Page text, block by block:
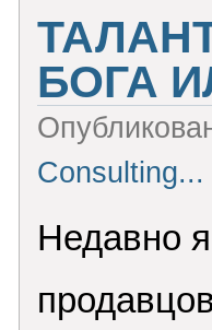
БОГА
Consulting...
Недавно